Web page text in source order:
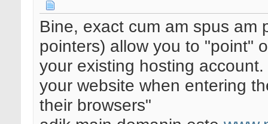
Bine, exact cum am spus am
pointers) allow you to "point"
your existing hosting
your website when entering
their browsers"